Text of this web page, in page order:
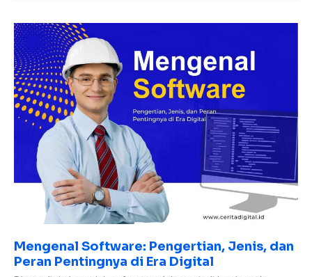
Mengenal Software: Pengertian, Jenis, dan
Peran Pentingnya di Era Digital
Mengenal
Software:
Pengertian,
Jenis,
dan
Peran
Pentingnya
Digital